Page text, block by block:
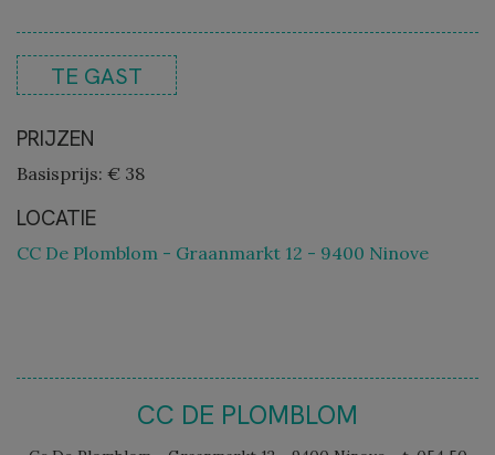
TE GAST
PRIJZEN
Basisprijs: € 38
LOCATIE
CC De Plomblom - Graanmarkt 12 - 9400 Ninove
CC DE PLOMBLOM